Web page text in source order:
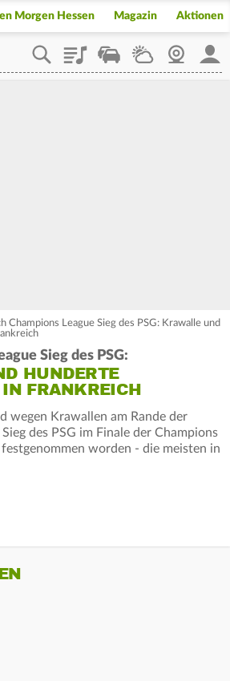
Morgen Hessen Magazin Aktionen
PlaylistStaupilotWetterWebcam
Champions League Sieg des PSG: Krawalle und
Sieg des PSG:
HUNDERTE
FRANKREICH
wegen Krawallen am Rande der
des PSG im Finale der Champions
festgenommen worden - die meisten in